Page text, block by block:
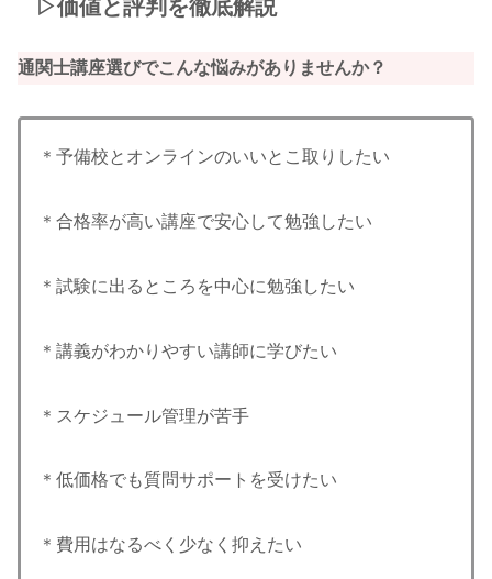
▷価値と評判を徹底解説
通関士講座選びでこんな悩みがありませんか？
＊予備校とオンラインのいいとこ取りしたい
＊合格率が高い講座で安心して勉強したい
＊試験に出るところを中心に勉強したい
＊講義がわかりやすい講師に学びたい
＊スケジュール管理が苦手
＊低価格でも質問サポートを受けたい
＊費用はなるべく少なく抑えたい